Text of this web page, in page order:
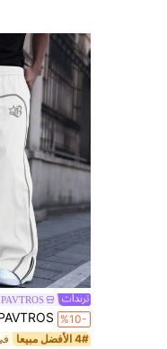
PAVTROS
%10-
4# الأفضل مبيعا